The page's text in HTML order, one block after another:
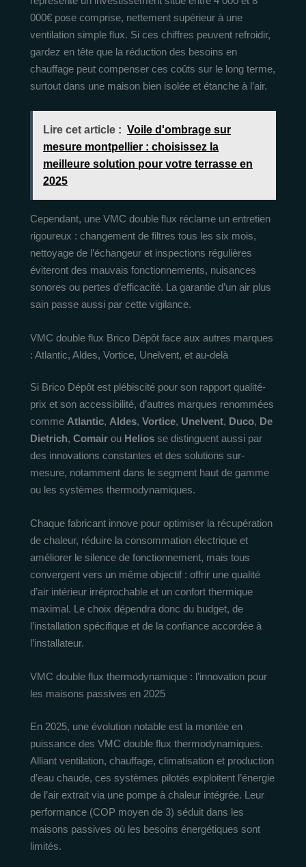
000€ pose comprise, nettement supérieur à une
ventilation simple flux. Si ces chiffres peuvent refroidir,
gardez en tête que la réduction des besoins en
chauffage peut compenser ces coûts sur le long terme,
surtout dans une maison bien isolée et étanche à l’air.
Lire cet article : Voile d'ombrage sur
mesure montpellier : choisissez la
meilleure solution pour votre terrasse en
2025
Cependant, une VMC double flux réclame un entretien
rigoureux : changement de filtres tous les six mois,
nettoyage de l’échangeur et inspections régulières
éviteront des mauvais fonctionnements, nuisances
sonores ou pertes d’efficacité. La garantie d’un air plus
sain passe aussi par cette vigilance.
VMC double flux Brico Dépôt face aux autres marques
: Atlantic, Aldes, Vortice, Unelvent, et au-delà
Si Brico Dépôt est plébiscité pour son rapport qualité-
prix et son accessibilité, d’autres marques renommées
comme Atlantic, Aldes, Vortice, Unelvent, Duco, De
Dietrich, Comair ou Helios se distinguent aussi par
des innovations constantes et des solutions sur-
mesure, notamment dans le segment haut de gamme
ou les systèmes thermodynamiques.
Chaque fabricant innove pour optimiser la récupération
de chaleur, réduire la consommation électrique et
améliorer le silence de fonctionnement, mais tous
convergent vers un même objectif : offrir une qualité
d’air intérieur irréprochable et un confort thermique
maximal. Le choix dépendra donc du budget, de
l’installation spécifique et de la confiance accordée à
l’installateur.
VMC double flux thermodynamique : l’innovation pour
les maisons passives en 2025
En 2025, une évolution notable est la montée en
puissance des VMC double flux thermodynamiques.
Alliant ventilation, chauffage, climatisation et production
d’eau chaude, ces systèmes pilotés exploitent l’énergie
de l’air extrait via une pompe à chaleur intégrée. Leur
performance (COP moyen de 3) séduit dans les
maisons passives où les besoins énergétiques sont
limités.